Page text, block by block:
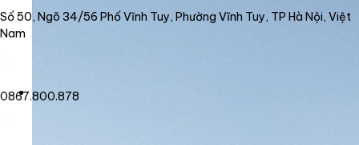
Số 50, Ngõ 34/56 Phố Vĩnh Tuy, Phường Vĩnh Tuy, TP Hà Nội, Việt
Nam
0867.800.878